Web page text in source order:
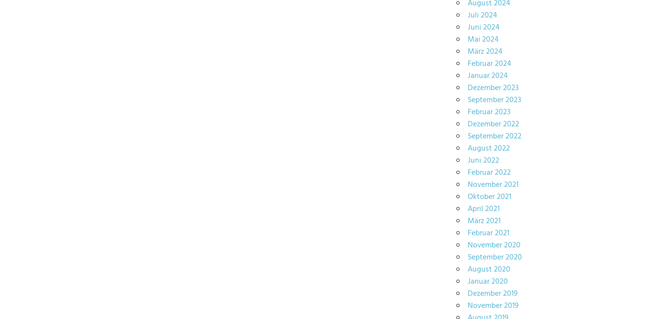
August 2024
Juli 2024
Juni 2024
Mai 2024
März 2024
Februar 2024
Januar 2024
Dezember 2023
September 2023
Februar 2023
Dezember 2022
September 2022
August 2022
Juni 2022
Februar 2022
November 2021
Oktober 2021
April 2021
März 2021
Februar 2021
November 2020
September 2020
August 2020
Januar 2020
Dezember 2019
November 2019